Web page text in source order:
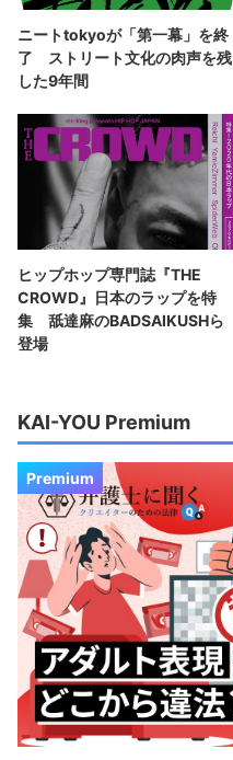
ニートtokyoが「第一幕」を終
了 ストリート文化の肉声を残
した9年間
ヒップホップ専門誌『THE
CROWD』日本のラップを特
集 舐達麻のBADSAIKUSHら
登場
KAI-YOU Premium
Premium